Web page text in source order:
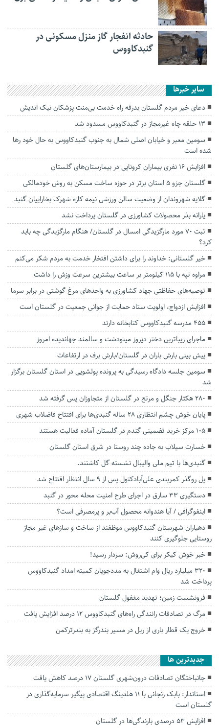
حادثه انفجار گاز منزل مسکونی در
گنبدکاووس
سایر خبرها
دعای خیر مردم گلستان بدرقه راه خدمت بی‌منت پزشکان نیک اندیش
۱۳ حلقه چاه غیرمجاز در گنبدکاووس مسدود شد
سومین معبر و خیابان اصلی شمال به جنوب گنبدکاووس به حال خود رها
شده است
افزایش ۱۶ نفری بیماران کرونایی در بیمارستان‌های گلستان
گلستان جزو ۵ استان برتر در حوزه ساخت مسکن به روش خودمالکی
گلایه شهروندان از وضعیت سالن ورزشی نیمه کاره شهرک بخاراییان گنبد
یارانه بذر محصولات کشاورزی در گلستان پرداخت نشد
ثبت ۷۰ مورد مارگزیدگی امسال در گلستان/ هنگام مارگزیدگی چه باید
کرد؟
خیر گلستانی: خداوند را برای داشتن افتخار خدمت به مردم شکر می‌کنم
مراوه تپه با ۱۱۵ کیلومتر بر ساعت بیشترین سرعت وزش را داشت
توصیه‌های حفاظتی جهاد کشاورزی به واحد‌های مرغ گوشتی در برابر سرما
افزایش ازدواج، اولویت ستاد حمایت از جوانی جمعیت در گلستان است
۴۵۵ مدرسه گنبدکاووس کتابخانه دارند
ماجرای زیباترین دختر دیروز مینودشت و سالمند جهاندیده امروز
پیش بینی بارش باران در گلستان/بارش برف در ارتفاعات
سومین جلسه دادگاه رسیدگی به پرونده پولشویی در استان گلستان برگزار
شد
۲۸۰ هکتار جنگل و مرتع در گلستان از متجاوزان پس گرفته شد
پایان خوش چشم انتظاری ۲۸ ساله گنبدی‌ها برای افتتاح فاضلاب شهری
۱۰۵ مرکز خرید تضمینی گندم در گلستان آماده فعالیت هستند
خسارت سیلاب به جاده چند روستا در شرق استان گلستان
گنبدی‌ها با تیم ملی والیبال نشسته گل کاشتند.
پل روگذر کمربندی علی‌آبادکتول پس از ۹ سال انتظار افتتاح شد
دستگیری ۳۳ سارق در اجرای طرح امنیت محله محور در گنبد
اینفوگرافی / آیا هندوانه محصول آب‌بر و پرمصرفی است؟
دهیاران شهرستان گنبدکاووس موظفند از ساخت و سازهای غیر مجاز
روستایی جلوگیری کنند
خبر خوش کیکر برای کی‌روش: سردار رسید!
۳۲۰ میلیارد ریال وام اشتغال به مددجویان کمیته امداد گنبدکاووس
پرداخت شد
فرونشست زمین؛ تهدید مغفول گلستان
مرگ در تصادفات رانندگی راه‌های گنبدکاووس ۱۲ درصد افزایش یافت
خروج یک قطار باری از ریل در مسیر بندرگز به بندرترکمن
جديدترين ها
جانباختگان تصادفات درون‌شهری گلستان ۱۷ درصد کاهش یافت
استاندار: بابک زنجانی با ۱۱ هلدینگ اقتصادی پیگیر سرمایه‌گذاری در
گلستان است
افزایش ۵۳ درصدی بارندگی‌ها در گلستان